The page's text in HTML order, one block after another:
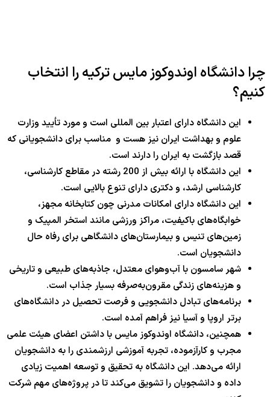
چرا دانشگاه اوندوکوز مایس ترکیه را انتخاب
کنیم؟
این دانشگاه دارای اعتبار بین المللی است و مورد تأیید وزارت
علوم و بهداشت ایران نیز هست و مناسب برای دانشجویانی که
قصد بازگشت به ایران را دارند است.
این دانشگاه با ارائه بیش از 200 رشته در مقاطع کارشناسی،
کارشناسی ارشد، و دکتری دارای تنوع بالایی است.
این دانشگاه دارای امکانات مدرنی چون کتابخانه مجهز،
خوابگاه‌های باکیفیت، مراکز ورزشی مانند استخر المپیک و
زمین‌های تنیس و بیمارستان‌های دانشگاهی برای رفاه حال
دانشجویان است.
شهر سامسون با آب‌وهوای معتدل، جاذبه‌های طبیعی و تاریخی
و هزینه‌های زندگی مقرون‌به‌صرفه بسیار جذاب است.
برنامه‌های تبادل دانشجویی و فرصت تحصیل در دانشگاه‌های
برتر اروپا و آسیا نیز فراهم آمده است.
همچنین، دانشگاه اوندوکوز مایس با داشتن اعضای هیئت علمی
مجرب و کارآزموده، تجربه آموزشی ارزشمندی را به دانشجویان
ارائه می‌دهد. این دانشگاه به تحقیق و توسعه اهمیت زیادی
داده و دانشجویان را تشویق می‌کند تا در پروژه‌های مهم شرکت